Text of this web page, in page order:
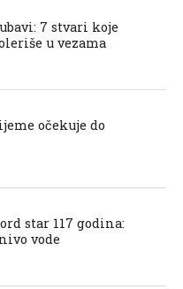
7 stvari koje
u vezama
očekuje do
star 117 godina:
vode